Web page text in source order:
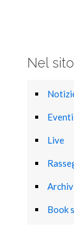
Nel sito
Eventi
Live
Book